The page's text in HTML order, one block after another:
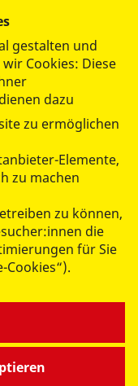
gestalten und
Cookies: Diese
dazu
zu ermöglichen
Elemente,
zu machen
zu können,
die
für Sie
Cookies“).